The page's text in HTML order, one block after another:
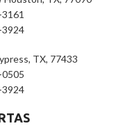
3924
TX, 77433
0505
3924